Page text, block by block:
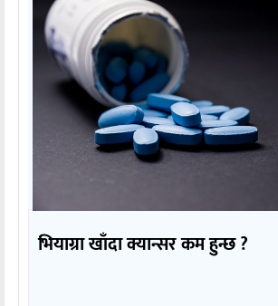
भियाग्रा खाँदा क्यान्सर कम हुन्छ ?